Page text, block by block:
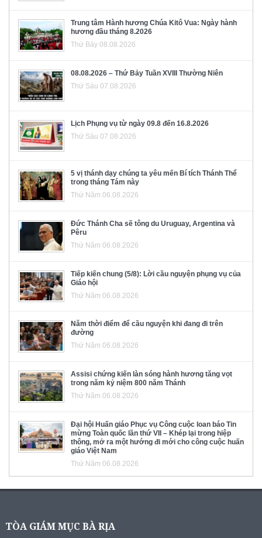
Trung tâm Hành hương Chúa Kitô Vua: Ngày hành
hương đầu tháng 8.2026
Thứ Bảy 08.08.2026
08.08.2026 – Thứ Bảy Tuần XVIII Thường Niên
Thứ Sáu 07.08.2026
Lịch Phụng vụ từ ngày 09.8 đến 16.8.2026
Thứ Sáu 07.08.2026
5 vị thánh dạy chúng ta yêu mến Bí tích Thánh Thể
trong tháng Tám này
Thứ Năm 06.08.2026
Đức Thánh Cha sẽ tông du Uruguay, Argentina và
Pêru
Thứ Năm 06.08.2026
Tiếp kiến chung (5/8): Lời cầu nguyện phụng vụ của
Giáo hội
Thứ Năm 06.08.2026
Năm thời điểm để cầu nguyện khi đang đi trên
đường
Thứ Năm 06.08.2026
Assisi chứng kiến làn sóng hành hương tăng vọt
trong năm kỷ niệm 800 năm Thánh
Thứ Năm 06.08.2026
Đại hội Huấn giáo Phục vụ Công cuộc loan báo Tin
mừng Toàn quốc lần thứ VII – Khép lại trong hiệp
thông, mở ra một hướng đi mới cho công cuộc huấn
giáo Việt Nam
Thứ Năm 06.08.2026
TÒA GIÁM MỤC BÀ RỊA